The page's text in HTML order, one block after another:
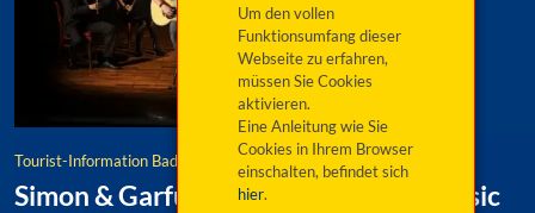
Um den vollen
Funktionsumfang dieser
Webseite zu erfahren,
müssen Sie Cookies
aktivieren.
Eine Anleitung wie Sie
Cookies in Ihrem Browser
einschalten, befindet sich
hier.
Tourist-Information Bad Gögging
Simon & Garfunkel Tribute meets Classic